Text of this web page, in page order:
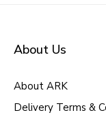
About Us
About ARK
Delivery Terms &